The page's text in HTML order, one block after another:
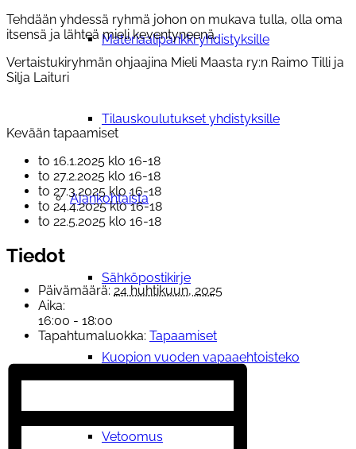
Materiaalipankki yhdistyksille
Tilauskoulutukset yhdistyksille
Ajankohtaista
Sähköpostikirje
Kuopion vuoden vapaaehtoisteko
Vetoomus
Tehdään yhdessä ryhmä johon on mukava tulla, olla oma
itsensä ja lähteä mieli keventyneenä.
Vertaistukiryhmän ohjaajina Mieli Maasta ry:n Raimo Tilli ja
Silja Laituri
Kevään tapaamiset
to 16.1.2025 klo 16-18
to 27.2.2025 klo 16-18
to 27.3.2025 klo 16-18
to 24.4.2025 klo 16-18
to 22.5.2025 klo 16-18
Tiedot
Päivämäärä: 24 huhtikuun, 2025
Aika:
16:00 - 18:00
Tapahtumaluokka: Tapaamiset